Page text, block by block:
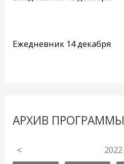
Ежедневник 14 декабря
АРХИВ ПРОГРАММЫ
< 2022